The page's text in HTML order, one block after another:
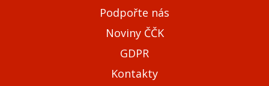
Podpořte nás
Noviny ČČK
GDPR
Kontakty